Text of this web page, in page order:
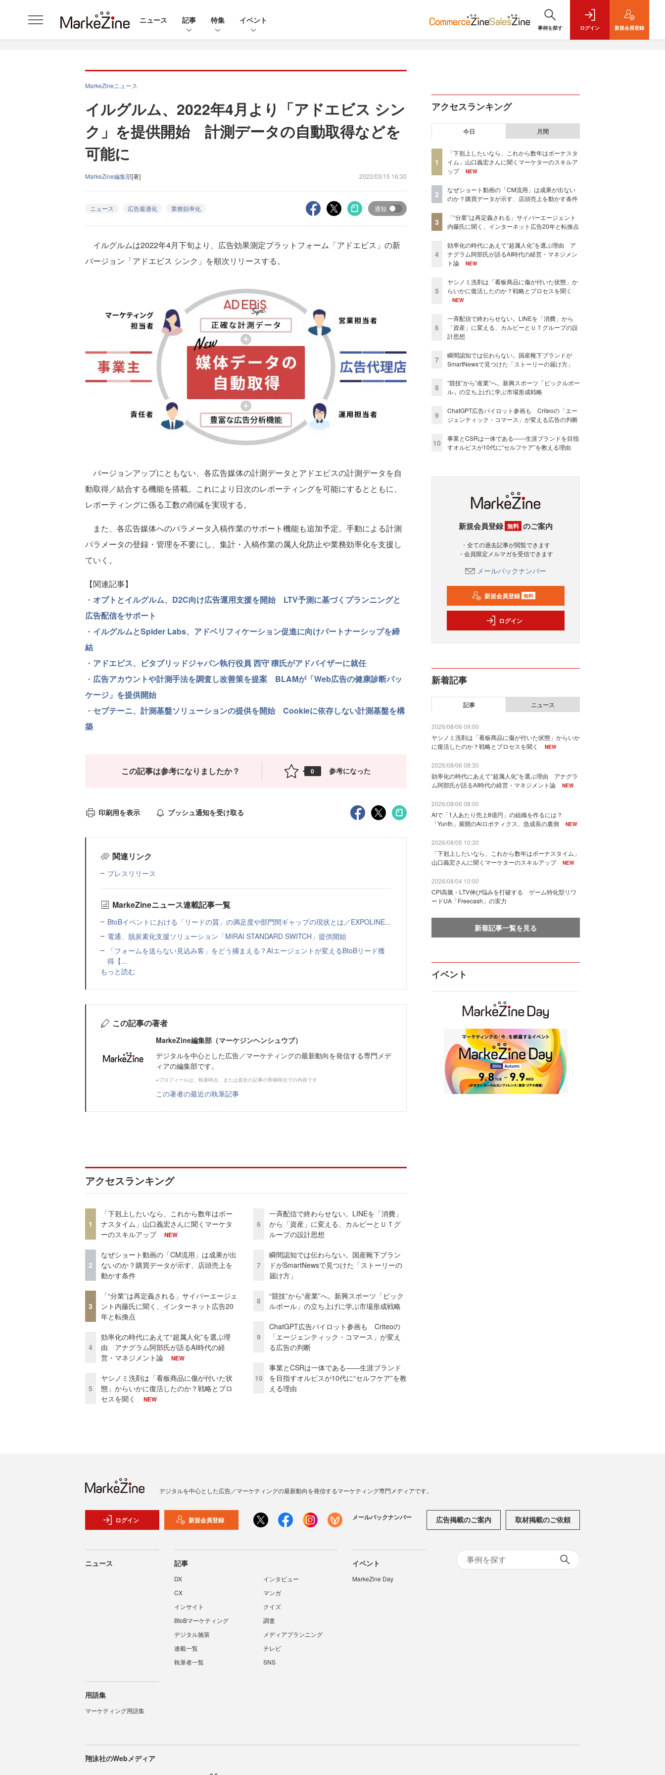
ニュース 記事 特集 イベント
事例を探す ログイン 新規会員登録
MarkeZineニュース
イルグルム、2022年4月より「アドエビス シン
ク」を提供開始 計測データの自動取得などを
可能に
MarkeZine編集部[著] 2022/03/15 16:30
ニュース 広告最適化 業務効率化 通知
イルグルムは2022年4月下旬より、広告効果測定プラットフォーム「アドエビス」の新
バージョン「アドエビス シンク」を順次リリースする。
バージョンアップにともない、各広告媒体の計測データとアドエビスの計測データを自
動取得／結合する機能を搭載。これにより日次のレポーティングを可能にするとともに、
レポーティングに係る工数の削減を実現する。
また、各広告媒体へのパラメータ入稿作業のサポート機能も追加予定。手動による計測
パラメータの登録・管理を不要にし、集計・入稿作業の属人化防止や業務効率化を支援し
ていく。
【関連記事】
・ オプトとイルグルム、D2C向け広告運用支援を開始 LTV予測に基づくプランニングと
広告配信をサポート
・ イルグルムとSpider Labs、アドベリフィケーション促進に向けパートナーシップを締
結
・ アドエビス、ビタブリッドジャパン執行役員 西守 穣氏がアドバイザーに就任
・ 広告アカウントや計測手法を調査し改善策を提案 BLAMが「Web広告の健康診断パッ
ケージ」を提供開始
・ セプテーニ、計測基盤ソリューションの提供を開始 Cookieに依存しない計測基盤を構
築
この記事は参考になりましたか？ 0 参考になった
印刷用を表示 プッシュ通知を受け取る
関連リンク
プレスリリース
MarkeZineニュース連載記事一覧
BtoBイベントにおける「リードの質」の満足度や部門間ギャップの現状とは／EXPOLINE...
電通、脱炭素化支援ソリューション「MIRAI STANDARD SWITCH」提供開始
「フォームを送らない見込み客」をどう捕まえる？AIエージェントが変えるBtoBリード獲
得【...
もっと読む
この記事の著者
MarkeZine編集部（マーケジンヘンシュウブ）
デジタルを中心とした広告／マーケティングの最新動向を発信する専門メデ
ィアの編集部です。
※プロフィールは、執筆時点、または直近の記事の寄稿時点での内容です
この著者の最近の執筆記事
アクセスランキング
1
「下剋上したいなら、これから数年はボー
ナスタイム」山口義宏さんに聞くマーケタ
ーのスキルアップ
NEW
2
なぜショート動画の「CM流用」は成果が出
ないのか？購買データが示す、店頭売上を
動かす条件
3
「“分業”は再定義される」サイバーエージェ
ント内藤氏に聞く、インターネット広告20
年と転換点
4
効率化の時代にあえて“超属人化”を選ぶ理
由 アナグラム阿部氏が語るAI時代の経
営・マネジメント論
NEW
5
ヤシノミ洗剤は「看板商品に傷が付いた状
態」からいかに復活したのか？戦略とプロ
セスを聞く
NEW
6
一斉配信で終わらせない。LINEを「消費」
から「資産」に変える、カルビーとＵＴグ
ループの設計思想
7
瞬間認知では伝わらない。国産靴下ブラン
ドがSmartNewsで見つけた「ストーリーの
届け方」
8
“競技”から“産業”へ。新興スポーツ「ピック
ルボール」の立ち上げに学ぶ市場形成戦略
9
ChatGPT広告パイロット参画も Criteoの
「エージェンティック・コマース」が変え
る広告の判断
10
事業とCSRは一体である――生涯ブランド
を目指すオルビスが10代に“セルフケア”を教
える理由
アクセスランキング
今日 月間
1
「下剋上したいなら、これから数年はボーナスタ
イム」山口義宏さんに聞くマーケターのスキルア
ップ
NEW
2
なぜショート動画の「CM流用」は成果が出ない
のか？購買データが示す、店頭売上を動かす条件
3
「“分業”は再定義される」サイバーエージェント
内藤氏に聞く、インターネット広告20年と転換点
4
効率化の時代にあえて“超属人化”を選ぶ理由 ア
ナグラム阿部氏が語るAI時代の経営・マネジメン
ト論
NEW
5
ヤシノミ洗剤は「看板商品に傷が付いた状態」か
らいかに復活したのか？戦略とプロセスを聞く
NEW
6
一斉配信で終わらせない。LINEを「消費」から
「資産」に変える、カルビーとＵＴグループの設
計思想
7
瞬間認知では伝わらない。国産靴下ブランドが
SmartNewsで見つけた「ストーリーの届け方」
8
“競技”から“産業”へ。新興スポーツ「ピックルボー
ル」の立ち上げに学ぶ市場形成戦略
9
ChatGPT広告パイロット参画も Criteoの「エー
ジェンティック・コマース」が変える広告の判断
10
事業とCSRは一体である――生涯ブランドを目指
すオルビスが10代に“セルフケア”を教える理由
新規会員登録 無料 のご案内
・全ての過去記事が閲覧できます
・会員限定メルマガを受信できます
メールバックナンバー
新規会員登録 無料
ログイン
新着記事
記事 ニュース
2026/08/06 09:00
ヤシノミ洗剤は「看板商品に傷が付いた状態」からいか
に復活したのか？戦略とプロセスを聞く
NEW
2026/08/06 08:30
効率化の時代にあえて“超属人化”を選ぶ理由 アナグラ
ム阿部氏が語るAI時代の経営・マネジメント論
NEW
2026/08/06 08:00
AIで「1人あたり売上8億円」の組織を作るには？
「Yunth」展開のAiロボティクス、急成長の裏側
NEW
2026/08/05 10:30
「下剋上したいなら、これから数年はボーナスタイム」
山口義宏さんに聞くマーケターのスキルアップ
NEW
2026/08/04 10:00
CPI高騰・LTV伸び悩みを打破する ゲーム特化型リワ
ードUA「Freecash」の実力
新着記事一覧を見る
イベント
デジタルを中心とした広告／マーケティングの最新動向を発信するマーケティング専門メディアです。
ログイン 新規会員登録 メールバックナンバー 広告掲載のご案内 取材掲載のご依頼
ニュース 記事
DX
インタビュー
CX
マンガ
インサイト
クイズ
BtoBマーケティング
調査
デジタル施策
メディアプランニング
連載一覧
テレビ
執筆者一覧
SNS
イベント
MarkeZine Day
用語集
マーケティング用語集
翔泳社のWebメディア